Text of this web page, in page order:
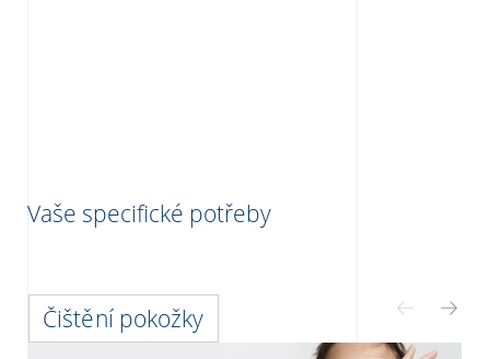
Vaše specifické potřeby
Čištění pokožky